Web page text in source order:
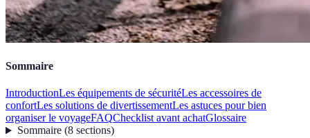
Sommaire
IntroductionLes équipements de sécuritéLes accessoires de
confortLes solutions de divertissementLes astuces pour bien
organiser le voyageFAQChecklist avant achatGlossaire
Sommaire(8 sections)